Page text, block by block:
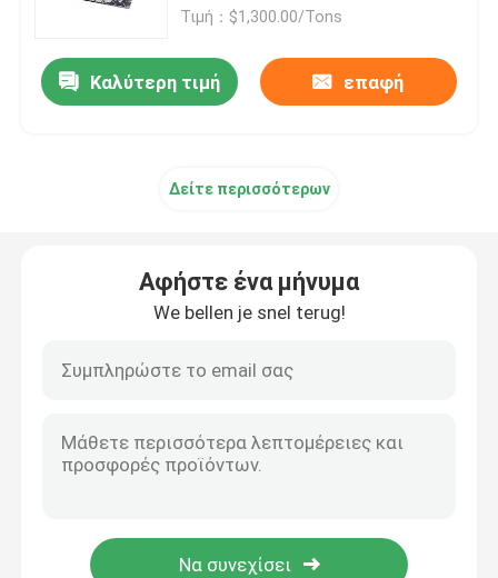
Λουρίδα σπειρών ανοξείδωτου
Μπάρα ράβδου από ανοξείδωτο χάλυβα
Σωλήνας σωλήνων ανοξείδωτου
Σπείρα χάλυβα κραμάτων
Λουρίδα χάλυβα κραμάτων
Τιμή：$1,300.00/Tons
Καλύτερη τιμή επαφή
Δείτε περισσότερων
Αφήστε ένα μήνυμα
We bellen je snel terug!